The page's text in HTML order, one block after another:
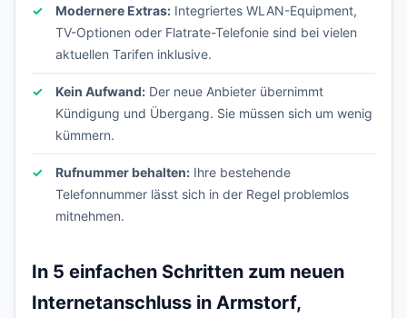
Modernere Extras: Integriertes WLAN-Equipment,
TV-Optionen oder Flatrate-Telefonie sind bei vielen
aktuellen Tarifen inklusive.
Kein Aufwand: Der neue Anbieter übernimmt
Kündigung und Übergang. Sie müssen sich um wenig
kümmern.
Rufnummer behalten: Ihre bestehende
Telefonnummer lässt sich in der Regel problemlos
mitnehmen.
In 5 einfachen Schritten zum neuen
Internetanschluss in Armstorf,